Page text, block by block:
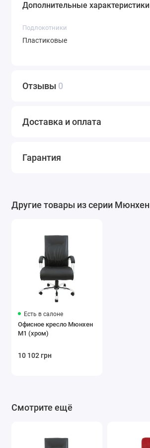
Дополнительные характеристики
Подлокотники
Пластиковые
Отзывы 0
Доставка и оплата
Гарантия
Другие товары из серии Мюнхен
Есть в салоне
Офисное кресло Мюнхен
M1 (хром)
10 102 грн
Смотрите ещё